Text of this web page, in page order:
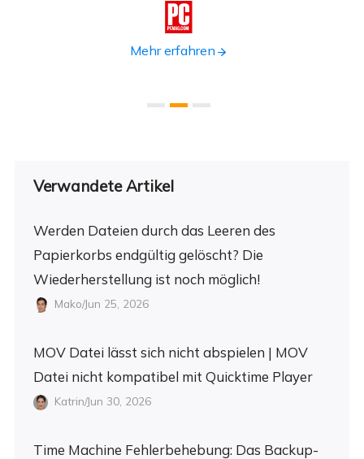

Mehr erfahren
Verwandete Artikel
Werden Dateien durch das Leeren des
Papierkorbs endgültig gelöscht? Die
Wiederherstellung ist noch möglich!
Mako/Jun 25, 2026
MOV Datei lässt sich nicht abspielen | MOV
Datei nicht kompatibel mit Quicktime Player
Katrin/Jun 30, 2026
Time Machine Fehlerbehebung: Das Backup-